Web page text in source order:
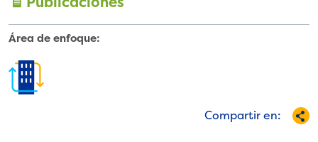
Área de enfoque:
Transf
ormaci
ón
Compartir en: